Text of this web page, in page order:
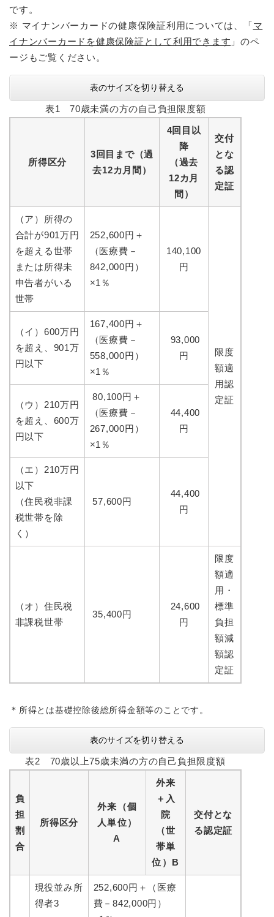
です。
※ マイナンバーカードの健康保険証利用については、「マ
イナンバーカードを健康保険証として利用できます 」のペ
ージもご覧ください。
表のサイズを切り替える
表1 70歳未満の方の自己負担限度額
所得区分
3回目まで（過
去12カ月間）
4回目以
降
（過去
12カ月
間）
交付
とな
る認
定証
（ア）所得の
合計が901万円
を超える世帯
または所得未
申告者がいる
世帯
252,600円＋
（医療費－
842,000円）
×1％
140,100
円
限度
額適
用認
定証
（イ）600万円
を超え、901万
円以下
167,400円＋
（医療費－
558,000円）
×1％
93,000
円
（ウ）210万円
を超え、600万
円以下
80,100円＋
（医療費－
267,000円）
×1％
44,400
円
（エ）210万円
以下
（住民税非課
税世帯を除
く）
57,600円
44,400
円
（オ）住民税
非課税世帯
35,400円
24,600
円
限度
額適
用・
標準
負担
額減
額認
定証
＊ 所得とは基礎控除後総所得金額等のことです。
表のサイズを切り替える
表2 70歳以上75歳未満の方の自己負担限度額
負
担
割
合
所得区分
外来（個
人単位）
A
外来
＋入
院
（世
帯単
位）B
交付とな
る認定証
現役並み所
得者3
252,600円＋（医療
費－842,000円）